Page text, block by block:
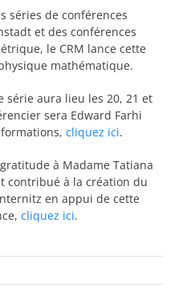
séries de conférences
et des conférences
le CRM lance cette
mathématique.
série aura lieu les 20, 21 et
sera Edward Farhi
cliquez ici.
à Madame Tatiana
contribué à la création du
en appui de cette
cliquez ici.